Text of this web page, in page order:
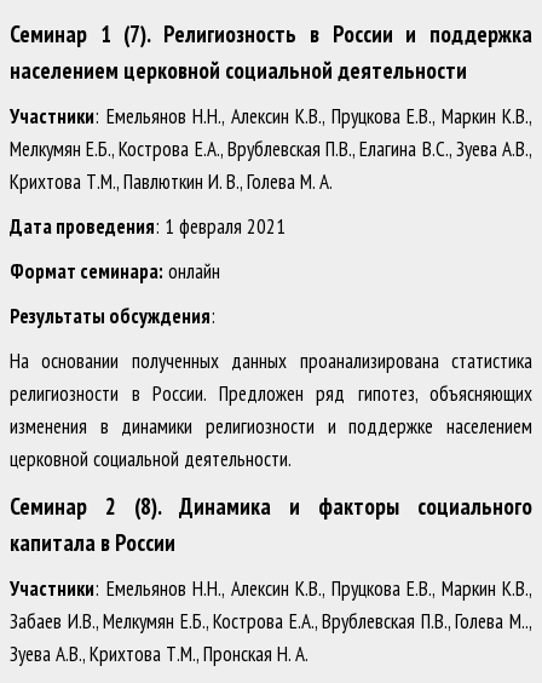
Семинар 1 (7). Религиозность в России и поддержка
населением церковной социальной деятельности
Участники: Емельянов Н.Н., Алексин К.В., Пруцкова Е.В., Маркин К.В.,
Мелкумян Е.Б., Кострова Е.А., Врублевская П.В., Елагина В.С., Зуева А.В.,
Крихтова Т.М., Павлюткин И. В., Голева М. А.
Дата проведения: 1 февраля 2021
Формат семинара: онлайн
Результаты обсуждения:
На основании полученных данных проанализирована статистика
религиозности в России. Предложен ряд гипотез, объясняющих
изменения в динамики религиозности и поддержке населением
церковной социальной деятельности.
Семинар 2 (8). Динамика и факторы социального
капитала в России
Участники: Емельянов Н.Н., Алексин К.В., Пруцкова Е.В., Маркин К.В.,
Забаев И.В., Мелкумян Е.Б., Кострова Е.А., Врублевская П.В., Голева М..,
Зуева А.В., Крихтова Т.М., Пронская Н. А.